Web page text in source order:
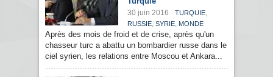
30 juin 2016 TURQUIE,
RUSSIE, SYRIE, MONDE
Après des mois de froid et de crise, après qu'un
chasseur turc a abattu un bombardier russe dans le
ciel syrien, les relations entre Moscou et Ankara...